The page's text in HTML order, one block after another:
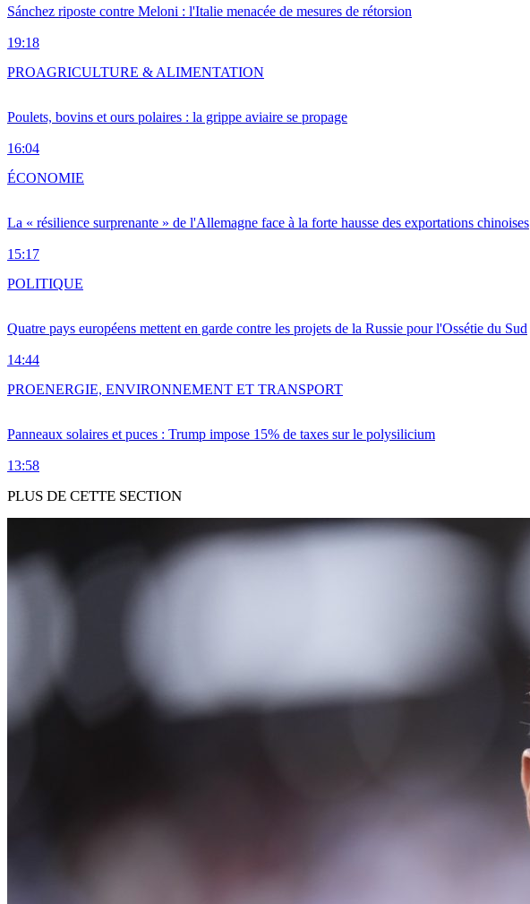
Sánchez riposte contre Meloni : l'Italie menacée de mesures de rétorsion
19:18
Poulets, bovins et ours polaires : la grippe aviaire se propage
16:04
PROAGRICULTURE & ALIMENTATION
La « résilience surprenante » de l'Allemagne face à la forte hausse des exportations chinoises
15:17
ÉCONOMIE
Quatre pays européens mettent en garde contre les projets de la Russie pour l'Ossétie du Sud
14:44
POLITIQUE
Panneaux solaires et puces : Trump impose 15% de taxes sur le polysilicium
13:58
PROENERGIE, ENVIRONNEMENT ET TRANSPORT
PLUS DE CETTE SECTION